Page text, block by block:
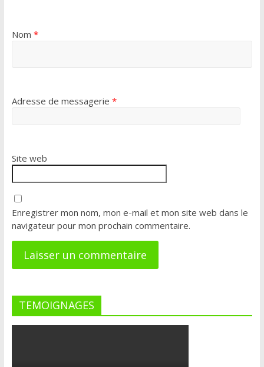
Nom *
Adresse de messagerie *
Site web
Enregistrer mon nom, mon e-mail et mon site web dans le
navigateur pour mon prochain commentaire.
TEMOIGNAGES